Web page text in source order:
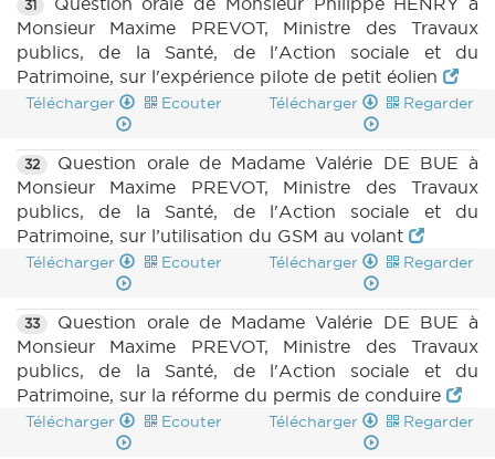
31
Monsieur Maxime PREVOT, Ministre des Travaux
publics, de la Santé, de l'Action sociale et du
Patrimoine, sur l'expérience pilote de petit éolien
Télécharger Ecouter Télécharger Regarder
32
Question orale de Madame Valérie DE BUE à
Monsieur Maxime PREVOT, Ministre des Travaux
publics, de la Santé, de l'Action sociale et du
Patrimoine, sur l’utilisation du GSM au volant
Télécharger Ecouter Télécharger Regarder
33
Question orale de Madame Valérie DE BUE à
Monsieur Maxime PREVOT, Ministre des Travaux
publics, de la Santé, de l'Action sociale et du
Patrimoine, sur la réforme du permis de conduire
Télécharger Ecouter Télécharger Regarder